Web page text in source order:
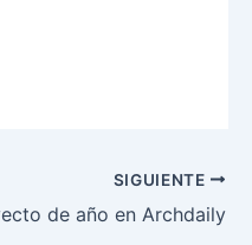
SIGUIENTE
de año en Archdaily